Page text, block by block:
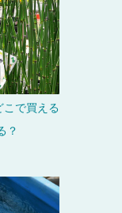
こで買える
？